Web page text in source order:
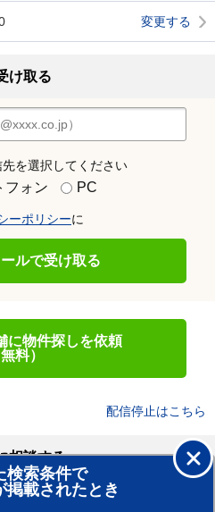
変更する
け取る
を選択してください
フォン PC
ーポリシーに
ルで受け取る
に物件探しを依頼
無料）
配信停止はこちら
検索条件で
掲載されたとき
相談する